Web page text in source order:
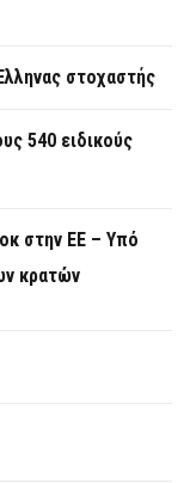
στοχαστής
540 ειδικούς
στην ΕΕ – Υπό
κρατών